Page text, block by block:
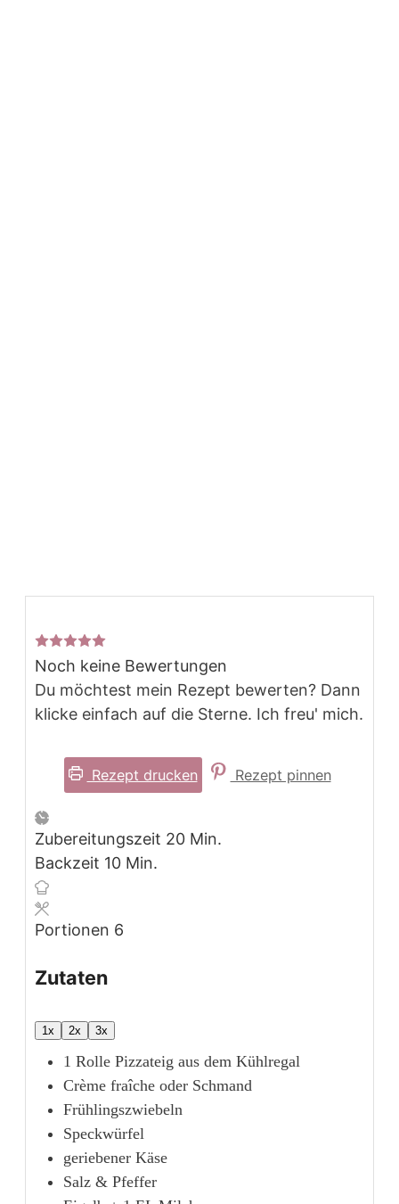
Noch keine Bewertungen
Du möchtest mein Rezept bewerten? Dann
klicke einfach auf die Sterne. Ich freu' mich.
Rezept drucken Rezept pinnen
Zubereitungszeit 20Minuten
Min.
Backzeit 10Minuten
Min.
Portionen 6
Zutaten
1x 2x 3x
1 Rolle Pizzateig aus dem Kühlregal
Crème fraîche oder Schmand
Frühlingszwiebeln
Speckwürfel
geriebener Käse
Salz & Pfeffer